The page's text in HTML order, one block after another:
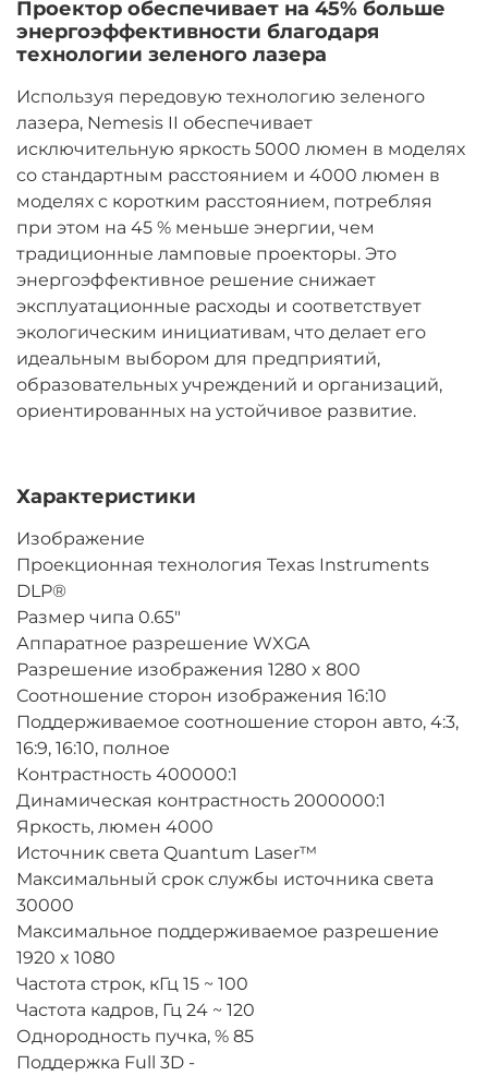
Проектор обеспечивает на 45% больше
энергоэффективности благодаря
технологии зеленого лазера
Используя передовую технологию зеленого
лазера, Nemesis II обеспечивает
исключительную яркость 5000 люмен в моделях
со стандартным расстоянием и 4000 люмен в
моделях с коротким расстоянием, потребляя
при этом на 45 % меньше энергии, чем
традиционные ламповые проекторы. Это
энергоэффективное решение снижает
эксплуатационные расходы и соответствует
экологическим инициативам, что делает его
идеальным выбором для предприятий,
образовательных учреждений и организаций,
ориентированных на устойчивое развитие.
Характеристики
Изображение
Проекционная технология Texas Instruments
DLP®
Размер чипа 0.65"
Аппаратное разрешение WXGA
Разрешение изображения 1280 x 800
Соотношение сторон изображения 16:10
Поддерживаемое соотношение сторон авто, 4:3,
16:9, 16:10, полное
Контрастность 400000:1
Динамическая контрастность 2000000:1
Яркость, люмен 4000
Источник света Quantum Laser™
Максимальный срок службы источника света
30000
Максимальное поддерживаемое разрешение
1920 x 1080
Частота строк, кГц 15 ~ 100
Частота кадров, Гц 24 ~ 120
Однородность пучка, % 85
Поддержка Full 3D -